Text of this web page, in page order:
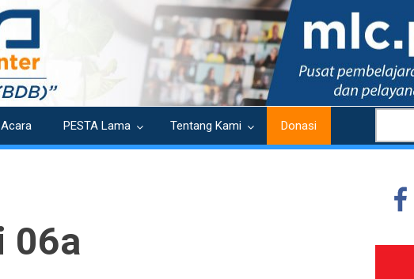
PESTA Lama Tentang Kami Donasi
06a